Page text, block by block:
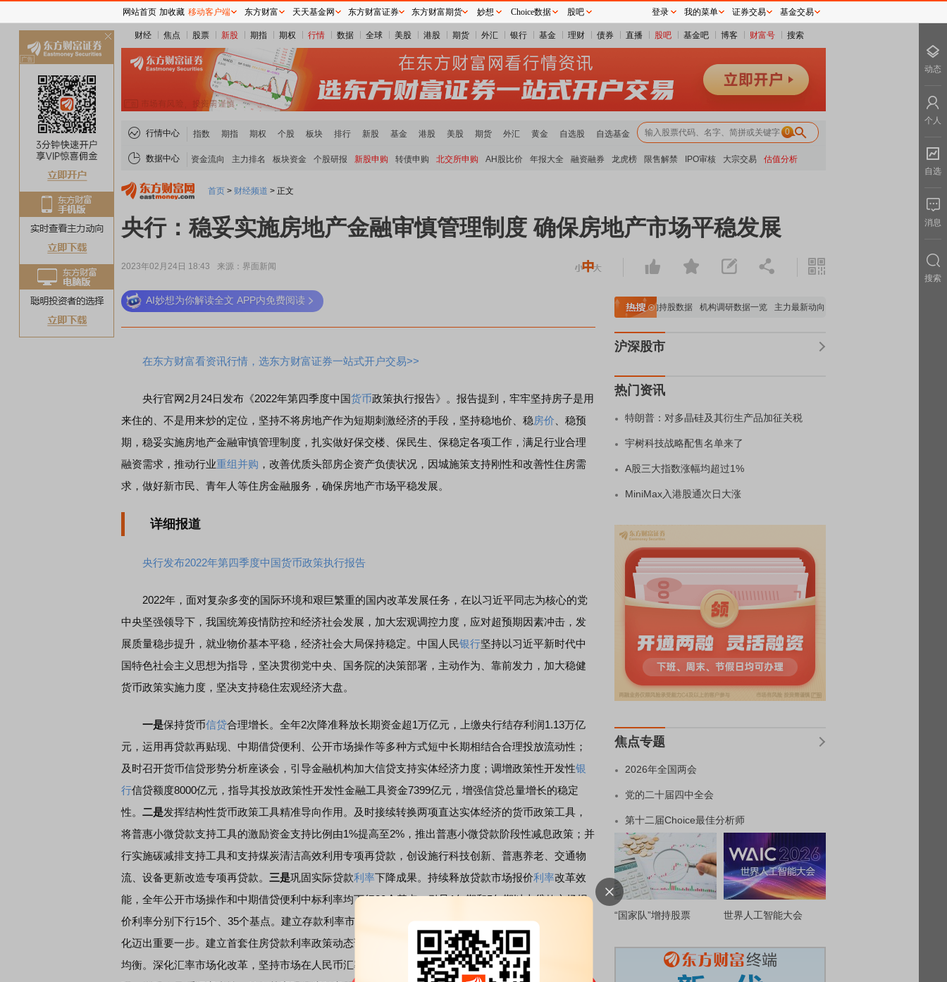
财经 焦点 股票 新股 期指 期权 行情 数据 全球 美股 港股 期货 外汇 银行 基金 理财 债券 直播 股吧 基金吧 博客 财富号 搜索
行情中心 指数 期指 期权 个股 板块 排行 新股 基金 港股 美股 期货 外汇 黄金 自选股 自选基金 0
数据中心 资金流向 主力排名 板块资金 个股研报 新股申购 转债申购 北交所申购 AH股比价 年报大全 融资融券 龙虎榜 限售解禁 IPO审核 大宗交易 估值分析
首页 > 财经频道 > 正文
央行：稳妥实施房地产金融审慎管理制度 确保房地产市场平稳发展
2023年02月24日 18:43 来源：界面新闻
AI妙想为你解读全文 APP内免费阅读
在东方财富看资讯行情，选东方财富证券一站式开户交易>>
央行官网2月24日发布《2022年第四季度中国货币政策执行报告》。报告提到，牢牢坚持房子是用
来住的、不是用来炒的定位，坚持不将房地产作为短期刺激经济的手段，坚持稳地价、稳房价 、稳预
期，稳妥实施房地产金融审慎管理制度，扎实做好保交楼、保民生、保稳定各项工作，满足行业合理
融资需求，推动行业重组并购 ，改善优质头部房企资产负债状况，因城施策支持刚性和改善性住房需
求，做好新市民、青年人等住房金融服务，确保房地产市场平稳发展。
详细报道
央行发布2022年第四季度中国货币政策执行报告
2022年，面对复杂多变的国际环境和艰巨繁重的国内改革发展任务，在以习近平同志为核心的党
中央坚强领导下，我国统筹疫情防控和经济社会发展，加大宏观调控力度，应对超预期因素冲击，发
展质量稳步提升，就业物价基本平稳，经济社会大局保持稳定。中国人民银行坚持以习近平新时代中
国特色社会主义思想为指导，坚决贯彻党中央、国务院的决策部署，主动作为、靠前发力，加大稳健
货币政策实施力度，坚决支持稳住宏观经济大盘。
一是保持货币信贷合理增长。全年2次降准释放长期资金超1万亿元，上缴央行结存利润1.13万亿
元，运用再贷款再贴现、中期借贷便利、公开市场操作等多种方式短中长期相结合合理投放流动性；
及时召开货币信贷形势分析座谈会，引导金融机构加大信贷支持实体经济力度；调增政策性开发性银
行信贷额度8000亿元，指导其投放政策性开发性金融工具资金7399亿元，增强信贷总量增长的稳定
性。 二是发挥结构性货币政策工具精准导向作用。及时接续转换两项直达实体经济的货币政策工具，
将普惠小微贷款支持工具的激励资金支持比例由1%提高至2%，推出普惠小微贷款阶段性减息政策；并
行实施碳减排支持工具和支持煤炭清洁高效利用专项再贷款，创设施行科技创新、普惠养老、交通物
流、设备更新改造专项再贷款。 三是巩固实际贷款利率下降成果。持续释放贷款市场报价利率改革效
能，全年公开市场操作和中期借贷便利中标利率均下行20个基点，引导1年期和5年期以上贷款市场报
价利率分别下行15个、35个基点。建立存款利率市场化调整机制，稳定银行负债成本，存款利率市场
化迈出重要一步。建立首套住房贷款利率政策动态调整机制，有序推进长效机制建设。
均衡。深化汇率市场化改革，坚持市场在人民币汇率形成中起决定性作用，加强预期管理和流动性管
稀土板块领涨 重要机构持股数据 机构调研数据一览 主力最新动向 上市公司限售股解禁一览
沪深股市
热门资讯
特朗普：对多晶硅及其衍生产品加征关税
宇树科技战略配售名单来了
A股三大指数涨幅均超过1%
MiniMax入港股通次日大涨
焦点专题
2026年全国两会
党的二十届四中全会
第十二届Choice最佳分析师
“国家队”增持股票 世界人工智能大会
网站首页 加收藏 移动客户端 东方财富 天天基金网 东方财富证券 东方财富期货 妙想 Choice数据 股吧 登录 我的菜单 证券交易 基金交易
动态
个人
自选
消息
搜索
关